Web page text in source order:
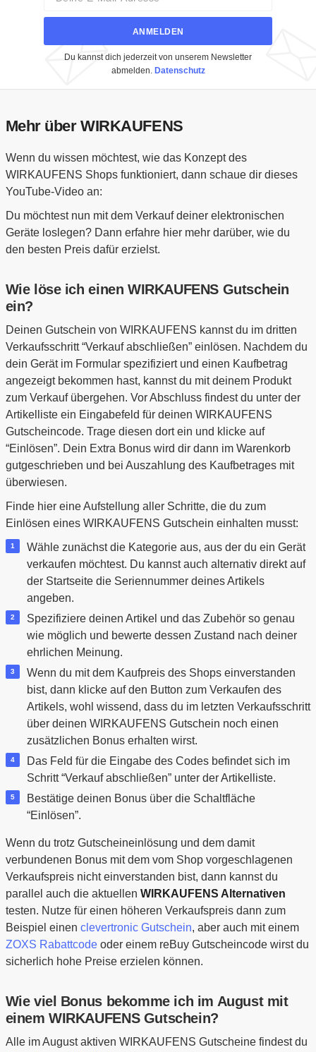
ANMELDEN
Du kannst dich jederzeit von unserem Newsletter
abmelden. Datenschutz
Mehr über WIRKAUFENS
Wenn du wissen möchtest, wie das Konzept des
WIRKAUFENS Shops funktioniert, dann schaue dir dieses
YouTube-Video an:
Du möchtest nun mit dem Verkauf deiner elektronischen
Geräte loslegen? Dann erfahre hier mehr darüber, wie du
den besten Preis dafür erzielst.
Wie löse ich einen WIRKAUFENS Gutschein
ein?
Deinen Gutschein von WIRKAUFENS kannst du im dritten
Verkaufsschritt “Verkauf abschließen” einlösen. Nachdem du
dein Gerät im Formular spezifiziert und einen Kaufbetrag
angezeigt bekommen hast, kannst du mit deinem Produkt
zum Verkauf übergehen. Vor Abschluss findest du unter der
Artikelliste ein Eingabefeld für deinen WIRKAUFENS
Gutscheincode. Trage diesen dort ein und klicke auf
“Einlösen”. Dein Extra Bonus wird dir dann im Warenkorb
gutgeschrieben und bei Auszahlung des Kaufbetrages mit
überwiesen.
Finde hier eine Aufstellung aller Schritte, die du zum
Einlösen eines WIRKAUFENS Gutschein einhalten musst:
Wähle zunächst die Kategorie aus, aus der du ein Gerät
verkaufen möchtest. Du kannst auch alternativ direkt auf
der Startseite die Seriennummer deines Artikels
angeben.
Spezifiziere deinen Artikel und das Zubehör so genau
wie möglich und bewerte dessen Zustand nach deiner
ehrlichen Meinung.
Wenn du mit dem Kaufpreis des Shops einverstanden
bist, dann klicke auf den Button zum Verkaufen des
Artikels, wohl wissend, dass du im letzten Verkaufsschritt
über deinen WIRKAUFENS Gutschein noch einen
zusätzlichen Bonus erhalten wirst.
Das Feld für die Eingabe des Codes befindet sich im
Schritt “Verkauf abschließen” unter der Artikelliste.
Bestätige deinen Bonus über die Schaltfläche
“Einlösen”.
Wenn du trotz Gutscheineinlösung und dem damit
verbundenen Bonus mit dem vom Shop vorgeschlagenen
Verkaufspreis nicht einverstanden bist, dann kannst du
parallel auch die aktuellen WIRKAUFENS Alternativen
testen. Nutze für einen höheren Verkaufspreis dann zum
Beispiel einen clevertronic Gutschein, aber auch mit einem
ZOXS Rabattcodeoder einem reBuy Gutscheincode wirst du
sicherlich hohe Preise erzielen können.
Wie viel Bonus bekomme ich im August mit
einem WIRKAUFENS Gutschein?
Alle im August aktiven WIRKAUFENS Gutscheine findest du